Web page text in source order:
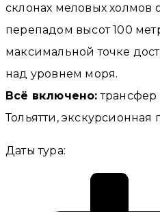
склонах меловых холмов
перепадом высот 100
максимальной точке
над уровнем моря.
Всё включено: трансфер
Тольятти,
Даты тура: